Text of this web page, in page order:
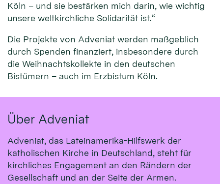
Köln – und sie bestärken mich darin, wie wichtig
unsere weltkirchliche Solidarität ist.“
Die Projekte von Adveniat werden maßgeblich
durch Spenden finanziert, insbesondere durch
die Weihnachtskollekte in den deutschen
Bistümern – auch im Erzbistum Köln.
Über Adveniat
Adveniat, das Lateinamerika-Hilfswerk der
katholischen Kirche in Deutschland, steht für
kirchliches Engagement an den Rändern der
Gesellschaft und an der Seite der Armen.